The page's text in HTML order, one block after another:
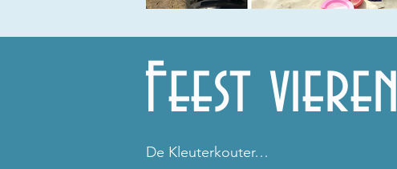
Feest vieren
De Kleuterkouter…